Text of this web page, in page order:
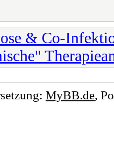
& Co-
MyBB.de,